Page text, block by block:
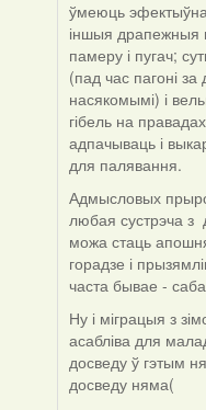
to
by
Мікалай
(госць)
ўмеюць
іншыя драпежныя
памеру і пугач;
(пад час пагоні за
насякомымі) і
гібель на
адпачываць і
для палявання.
Адмысловых
любая сустрэча з
можа стаць
горадзе і
часта бывае -
Ну і міграцыя з
асабліва для
досведу ў гэтым
досведу няма(